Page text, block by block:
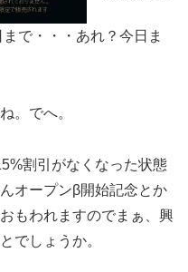
で・・・あれ？今日ま
。でへ。
割引がなくなった状態
オープンβ開始記念とか
もわれますのでまぁ、興
でしょうか。